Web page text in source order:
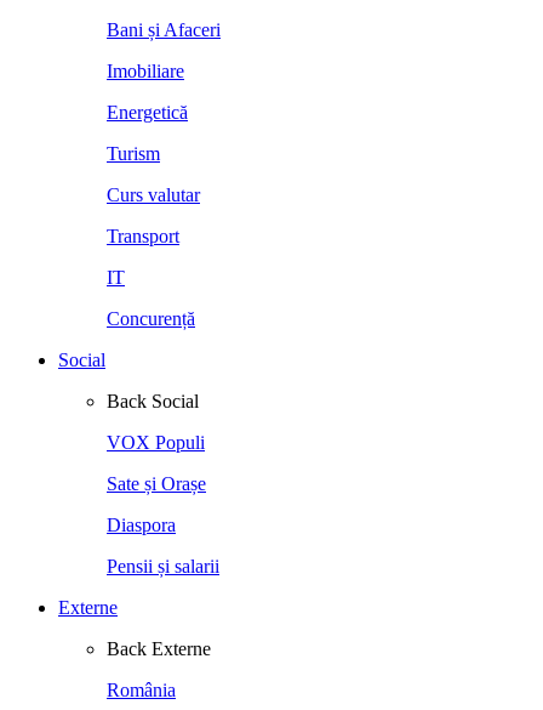
Bani și Afaceri
Imobiliare
Energetică
Turism
Curs valutar
Transport
IT
Concurență
Social
Back Social
VOX Populi
Sate și Orașe
Diaspora
Pensii și salarii
Externe
Back Externe
România